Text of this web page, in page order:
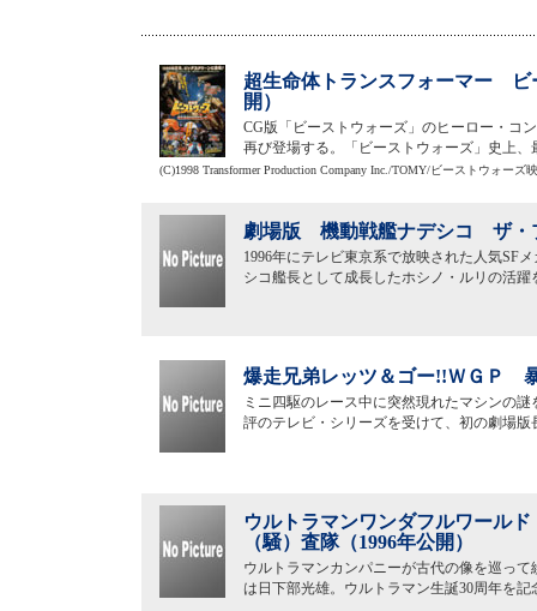
超生命体トランスフォーマー ビ
開）
CG版「ビーストウォーズ」のヒーロー・コ
再び登場する。「ビーストウォーズ」史上
(C)1998 Transformer Production Company Inc./TOMY/ビーストウォーズ
劇場版 機動戦艦ナデシコ ザ・
1996年にテレビ東京系で放映された人気SF
シコ艦長として成長したホシノ・ルリの活躍
爆走兄弟レッツ＆ゴー!!ＷＧＰ
ミニ四駆のレース中に突然現れたマシンの
評のテレビ・シリーズを受けて、初の劇場
ウルトラマンワンダフルワール
（騒）査隊（1996年公開）
ウルトラマンカンパニーが古代の像を巡っ
は日下部光雄。ウルトラマン生誕30周年を